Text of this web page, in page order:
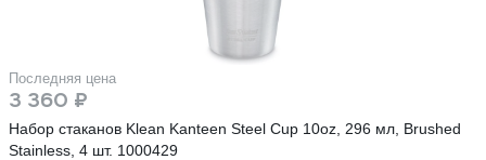
Последняя цена
3 360 ₽
Набор стаканов Klean Kanteen Steel Cup 10oz, 296 мл, Brushed
Stainless, 4 шт. 1000429